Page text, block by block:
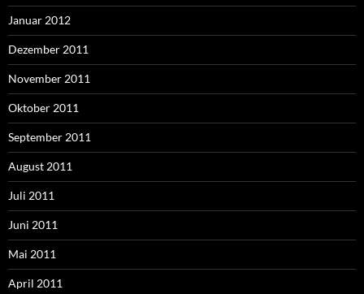
Januar 2012
Dezember 2011
November 2011
Oktober 2011
September 2011
August 2011
Juli 2011
Juni 2011
Mai 2011
April 2011